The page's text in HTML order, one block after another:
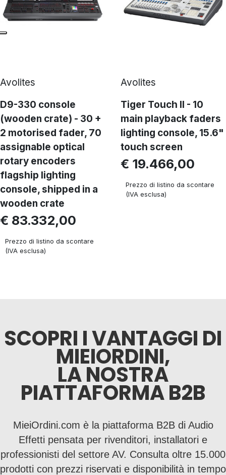
Avolites
D9-330 console
(wooden crate) - 30 +
2 motorised fader, 70
assignable optical
rotary encoders
flagship lighting
console, shipped in a
wooden crate
€ 83.332,00
Prezzo di listino da scontare
(IVA esclusa)
Avolites
Tiger Touch II - 10
main playback faders
lighting console, 15.6"
touch screen
€ 19.466,00
Prezzo di listino da scontare
(IVA esclusa)
SCOPRI I VANTAGGI DI
MIEIORDINI,
LA NOSTRA
PIATTAFORMA B2B
MieiOrdini.com è la piattaforma B2B di Audio
Effetti pensata per rivenditori, installatori e
professionisti del settore AV. Consulta oltre 15.000
prodotti con prezzi riservati e disponibilità in tempo